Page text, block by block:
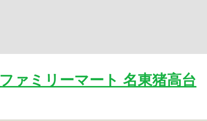
ファミリーマート 名東猪高台